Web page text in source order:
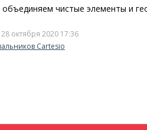
чистые элементы и
28 октября 2020 17:36
Cartesio